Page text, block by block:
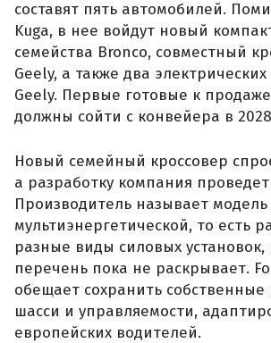
составят пять автомобилей.
Kuga, в нее войдут новый
семейства Bronco, совместный
Geely, а также два
Geely. Первые готовые к
должны сойти с конвейера в 2028
Новый семейный кроссовер
а разработку компания проведет
Производитель называет модель
мультиэнергетической, то есть
разные виды силовых
перечень пока не раскрывает.
обещает сохранить собственные
шасси и управляемости,
европейских водителей.